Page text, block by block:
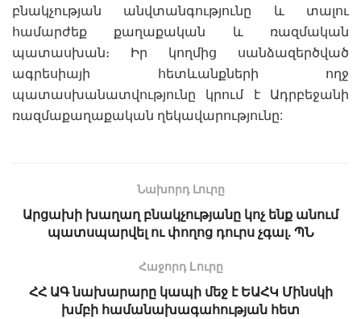
բնակչության անվտանգությունը և տալու
համարժեք քաղաքական և ռազմական
պատասխան։ Իր կողմից սանձազերծված
ագրեսիայի հետևանքների ողջ
պատասխանատվությունը կրում է Ադրբեջանի
ռազմաքաղաքական ղեկավարությունը:
Նախորդ Լուրը
Արցախի խաղաղ բնակչությանը կոչ ենք անում
պատսպարվել ու փողոց դուրս չգալ. ՊՆ
Հաջորդ Lուրը
ՀՀ ԱԳ նախարարը կապի մեջ է ԵԱՀԿ Մինսկի
խմբի համանախագահության հետ